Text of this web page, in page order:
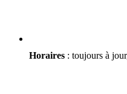
Horaires : toujours à